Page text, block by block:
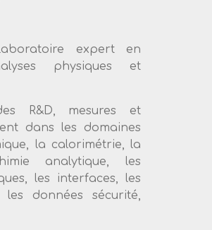
expert en
physiques et
R&D, mesures et
dans les domaines
la calorimétrie, la
analytique, les
les interfaces, les
les données sécurité,